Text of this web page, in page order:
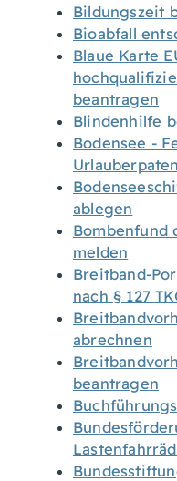
Bildungszeit
Bioabfall
Blaue Karte
beantragen
Blindenhilfe
Bodensee -
ablegen
Bombenfund
melden
Breitband-
nach § 127
abrechnen
beantragen